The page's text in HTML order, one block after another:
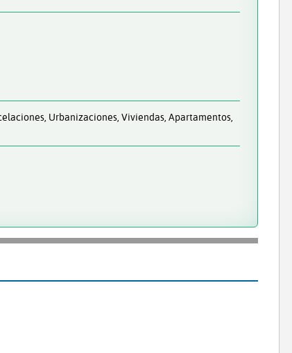
Urbanizaciones, Viviendas, Apartamentos,